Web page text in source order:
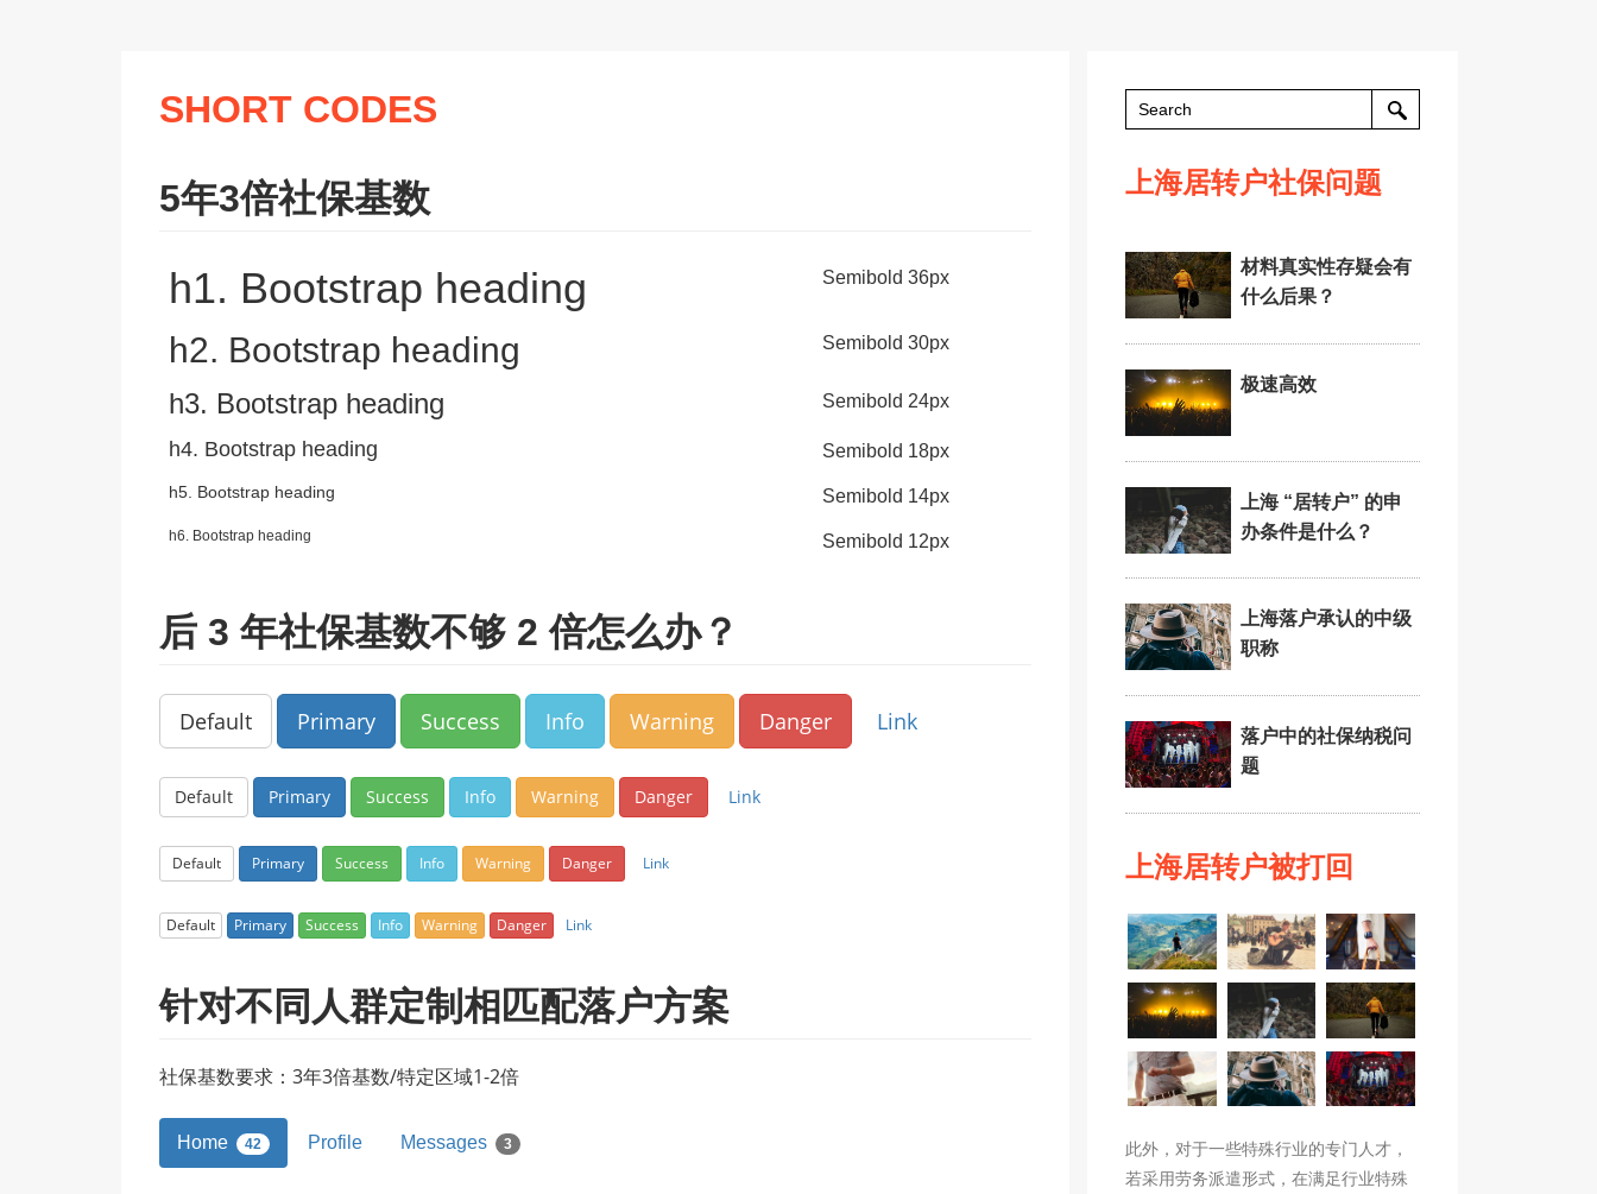
SHORT CODES
5年3倍社保基数
h1. Bootstrap heading Semibold 36px
h2. Bootstrap heading Semibold 30px
h3. Bootstrap heading Semibold 24px
h4. Bootstrap heading Semibold 18px
h5. Bootstrap heading Semibold 14px
h6. Bootstrap heading Semibold 12px
后 3 年社保基数不够 2 倍怎么办？
Default Primary Success Info Warning Danger Link
Default Primary Success Info Warning Danger Link
Default Primary Success Info Warning Danger Link
Default Primary Success Info Warning Danger Link
针对不同人群定制相匹配落户方案
社保基数要求：3年3倍基数/特定区域1-2倍
Home 42 Profile Messages 3
上海居转户社保问题
材料真实性存疑会有
什么后果？
极速高效
上海 “居转户” 的申
办条件是什么？
上海落户承认的中级
职称
落户中的社保纳税问
题
上海居转户被打回
此外，对于一些特殊行业的专门人才，
若采用劳务派遣形式，在满足行业特殊